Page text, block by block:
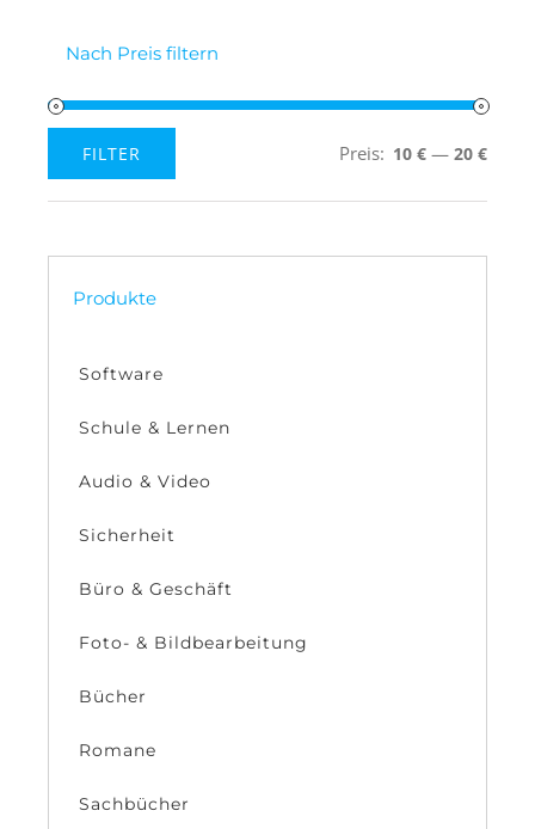
Nach Preis filtern
Preis
Preis
FILTER Preis: 10 € — 20 €
Produkte
Software
Schule & Lernen
Audio & Video
Sicherheit
Büro & Geschäft
Foto- & Bildbearbeitung
Bücher
Romane
Sachbücher